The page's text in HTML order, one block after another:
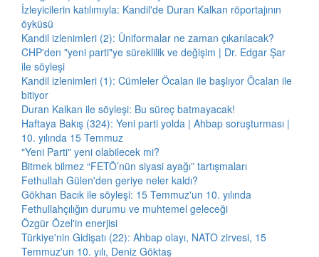
İzleyicilerin katılımıyla: Kandil'de Duran Kalkan röportajının
öyküsü
Kandil izlenimleri (2): Üniformalar ne zaman çıkarılacak?
CHP'den "yeni parti"ye süreklilik ve değişim | Dr. Edgar Şar
ile söyleşi
Kandil izlenimleri (1): Cümleler Öcalan ile başlıyor Öcalan ile
bitiyor
Duran Kalkan ile söyleşi: Bu süreç batmayacak!
Haftaya Bakış (324): Yeni parti yolda | Ahbap soruşturması |
10. yılında 15 Temmuz
"Yeni Parti" yeni olabilecek mi?
Bitmek bilmez “FETÖ’nün siyasi ayağı” tartışmaları
Fethullah Gülen'den geriye neler kaldı?
Gökhan Bacık ile söyleşi: 15 Temmuz'un 10. yılında
Fethullahçılığın durumu ve muhtemel geleceği
Özgür Özel'in enerjisi
Türkiye'nin Gidişatı (22): Ahbap olayı, NATO zirvesi, 15
Temmuz'un 10. yılı, Deniz Göktaş